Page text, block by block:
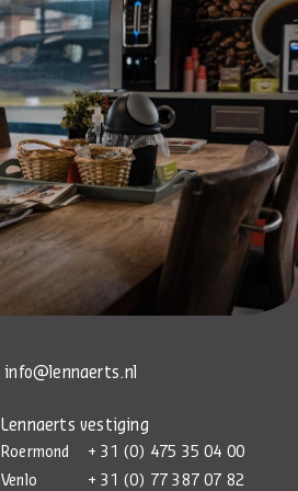
info@lennaerts.nl
Lennaerts vestiging
Roermond
+ 31 (0) 475 35 04 00
Venlo
+ 31 (0) 77 387 07 82